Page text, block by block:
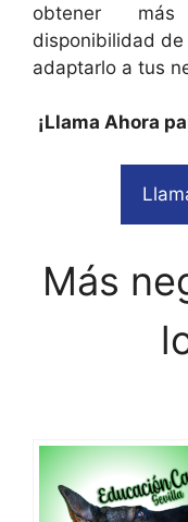
obtener
disponibilidad
adaptarlo a tus
¡Llama Ahora
Más